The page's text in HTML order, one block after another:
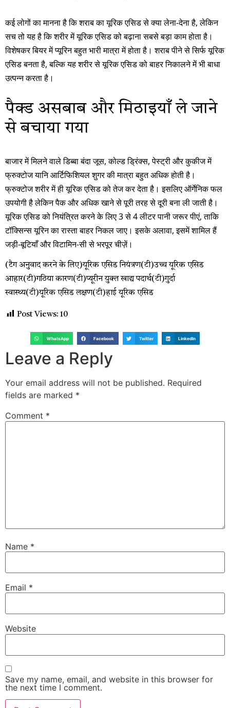
कई लोगों का मानना ​​है कि शराब का यूरिक एसिड से क्या लेना-देना है, लेकिन
सच तो यह है कि शरीर में यूरिक एसिड को बढ़ाना सबसे बड़ा काम होता है।
विशेषकर बियर में प्यूरिन बहुत भारी मात्रा में होता है। शराब पीने से सिर्फ यूरिक
एसिड बनता है, बल्कि यह शरीर से यूरिक एसिड को बाहर निकालने में भी बाधा
उत्पन्न करता है।
पैक्ड असबाब और मिठाइयाँ ले जाने
से बचाया गया
बाजार में मिलने वाले डिब्बा बंदा जूस, कोल्ड ड्रिंक्स, पेस्ट्री और कुकीज में
फ्रुक्टोज यानि आर्टिफिशियल शुगर की मात्रा बहुत अधिक होती है।
फ्रुक्टोज शरीर में ही यूरिक एसिड को तेज कर देता है। इसलिए ऑर्गेनिक फल
उपयोगी है लेकिन पैक और अधिक खाने से पूरी तरह से दूरी बना ली जाती है।
यूरिक एसिड को नियंत्रित करने के लिए 3 से 4 लीटर पानी जरूर पीएं, ताकि
टॉक्सिन्स यूरिन का रास्ता बाहर निकल जाए। इसके अलावा, इसमें शामिल हैं
जड़ी-बूटियाँ और विटामिन-सी से भरपूर चीज़ें।
(टैग अनुवाद करने के लिए)यूरिक एसिड नियंत्रण(टी)उच्च यूरिक एसिड
आहार(टी)गठिया कारण(टी)प्यूरीन युक्त खाद्य पदार्थ(टी)गुर्दा
स्वास्थ्य(टी)यूरिक एसिड लक्षण(टी)हाई यूरिक एसिड
Post Views: 10
WhatsApp Facebook Twitter LinkedIn
Leave a Reply
Your email address will not be published. Required
fields are marked *
Comment *
Name *
Email *
Website
Save my name, email, and website in this browser for
the next time I comment.